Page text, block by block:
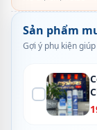
Sản phẩm
Gợi ý phụ kiện